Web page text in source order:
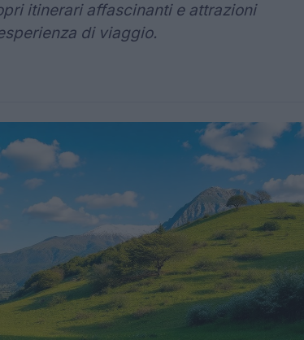
itinerari affascinanti e attrazioni
di viaggio.